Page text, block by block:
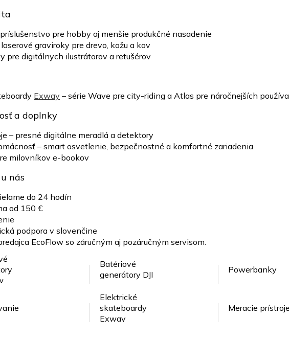
pre hobby aj menšie produkčné nasadenie
graviroky pre drevo, kožu a kov
pre digitálnych ilustrátorov a retušérov
Exway – série Wave pre city-riding a Atlas pre náročnejších
a doplnky
– presné digitálne meradlá a detektory
– smart osvetlenie, bezpečnostné a komfortné zariadenia
milovníkov e-bookov
nás
do 24 hodín
od 150 €
podpora v slovenčine
EcoFlow so záručným aj pozáručným servisom.
Batériové
generátory DJI
Powerbanky
Elektrické
skateboardy
Exway
Meracie prístroje